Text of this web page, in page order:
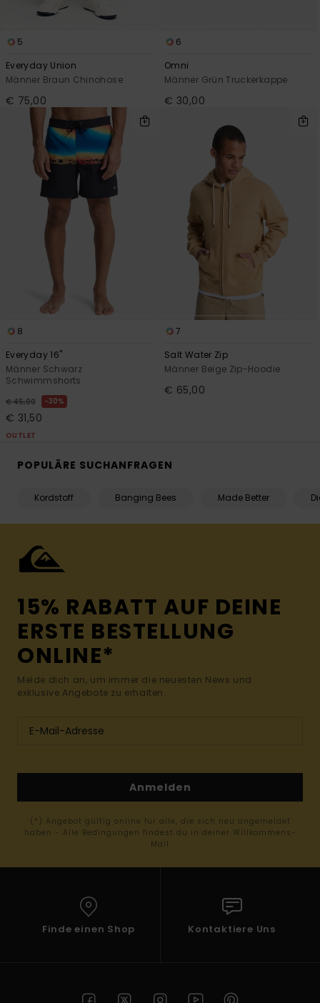
5
Everyday Union
Männer Braun Chinohose
€ 75,00
6
Omni
Männer Grün Truckerkappe
€ 30,00
8
Everyday 16"
Männer Schwarz
Schwimmshorts
€ 45,00 30%
€ 31,50
OUTLET
7
Salt Water Zip
Männer Beige Zip-Hoodie
€ 65,00
POPULÄRE SUCHANFRAGEN
Kordstoff Banging Bees Made Better
15% RABATT AUF DEINE
ERSTE BESTELLUNG
ONLINE*
Melde dich an, um immer die neuesten News und
exklusive Angebote zu erhalten.
Anmelden
(*) Angebot gültig online für alle, die sich neu angemeldet
haben - Alle Bedingungen findest du in deiner Willkommens-
Mail
Finde einen Shop Kontaktiere Uns